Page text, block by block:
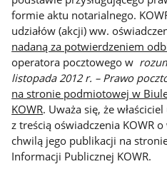
formie aktu notarialnego.
udziałów (akcji) ww.
nadaną za potwierdzeniem
operatora pocztowego w
listopada 2012 r. – Prawo
na stronie podmiotowej w
KOWR. Uważa się, że
z treścią oświadczenia KOWR
chwilą jego publikacji na
Informacji Publicznej KOWR.